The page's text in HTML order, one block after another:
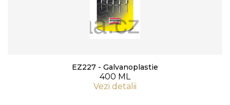
EZ227 - Galvanoplastie
400 ML
Vezi detalii